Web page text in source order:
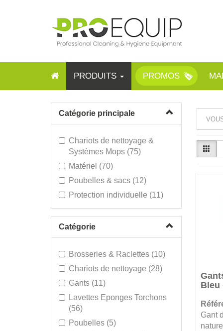
PRODUITS PROMOS
Catégorie principale
Chariots de nettoyage &
Systèmes Mops (75)
Matériel (70)
Poubelles & sacs (12)
Protection individuelle (11)
Catégorie
Brosseries & Raclettes (10)
Chariots de nettoyage (28)
Gants (11)
Lavettes Eponges Torchons
(56)
Poubelles (5)
Bleu
Gant